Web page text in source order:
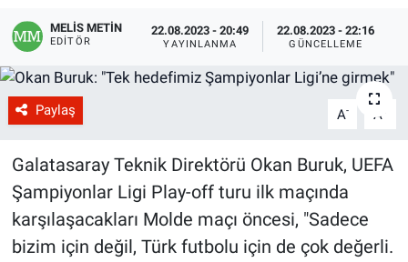
MELİS METİN
EDITÖR
22.08.2023 - 20:49
YAYINLANMA
22.08.2023 - 22:16
GÜNCELLEME
Paylaş A- A
Galatasaray Teknik Direktörü Okan Buruk, UEFA
Şampiyonlar Ligi Play-off turu ilk maçında
karşılaşacakları Molde maçı öncesi, "Sadece
bizim için değil, Türk futbolu için de çok değerli.